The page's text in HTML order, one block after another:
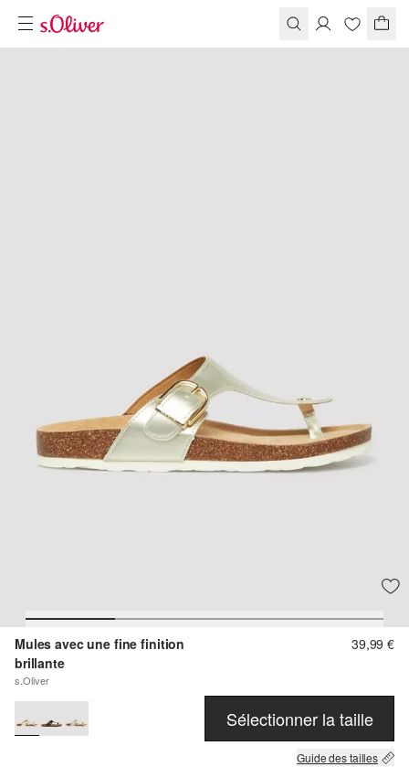
Mules avec une fine finition
brillante
s.Oliver
39,99 €
Sélectionner la taille
Guide des tailles